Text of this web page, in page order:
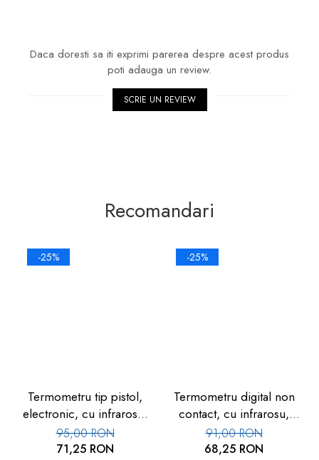
Daca doresti sa iti exprimi parerea despre acest produs
poti adauga un review.
SCRIE UN REVIEW
Recomandari
-25%
Termometru tip pistol,
electronic, cu infrarosu,
Car-Boy
95,00 RON
71,25 RON
-25%
Termometru digital non
contact, cu infrarosu,
Car-Boy
91,00 RON
68,25 RON